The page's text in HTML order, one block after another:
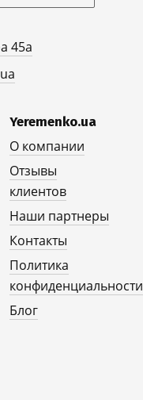
45а
Yeremenko.ua
О компании
Отзывы
клиентов
Наши партнеры
Контакты
Политика
конфиденциальности
Блог